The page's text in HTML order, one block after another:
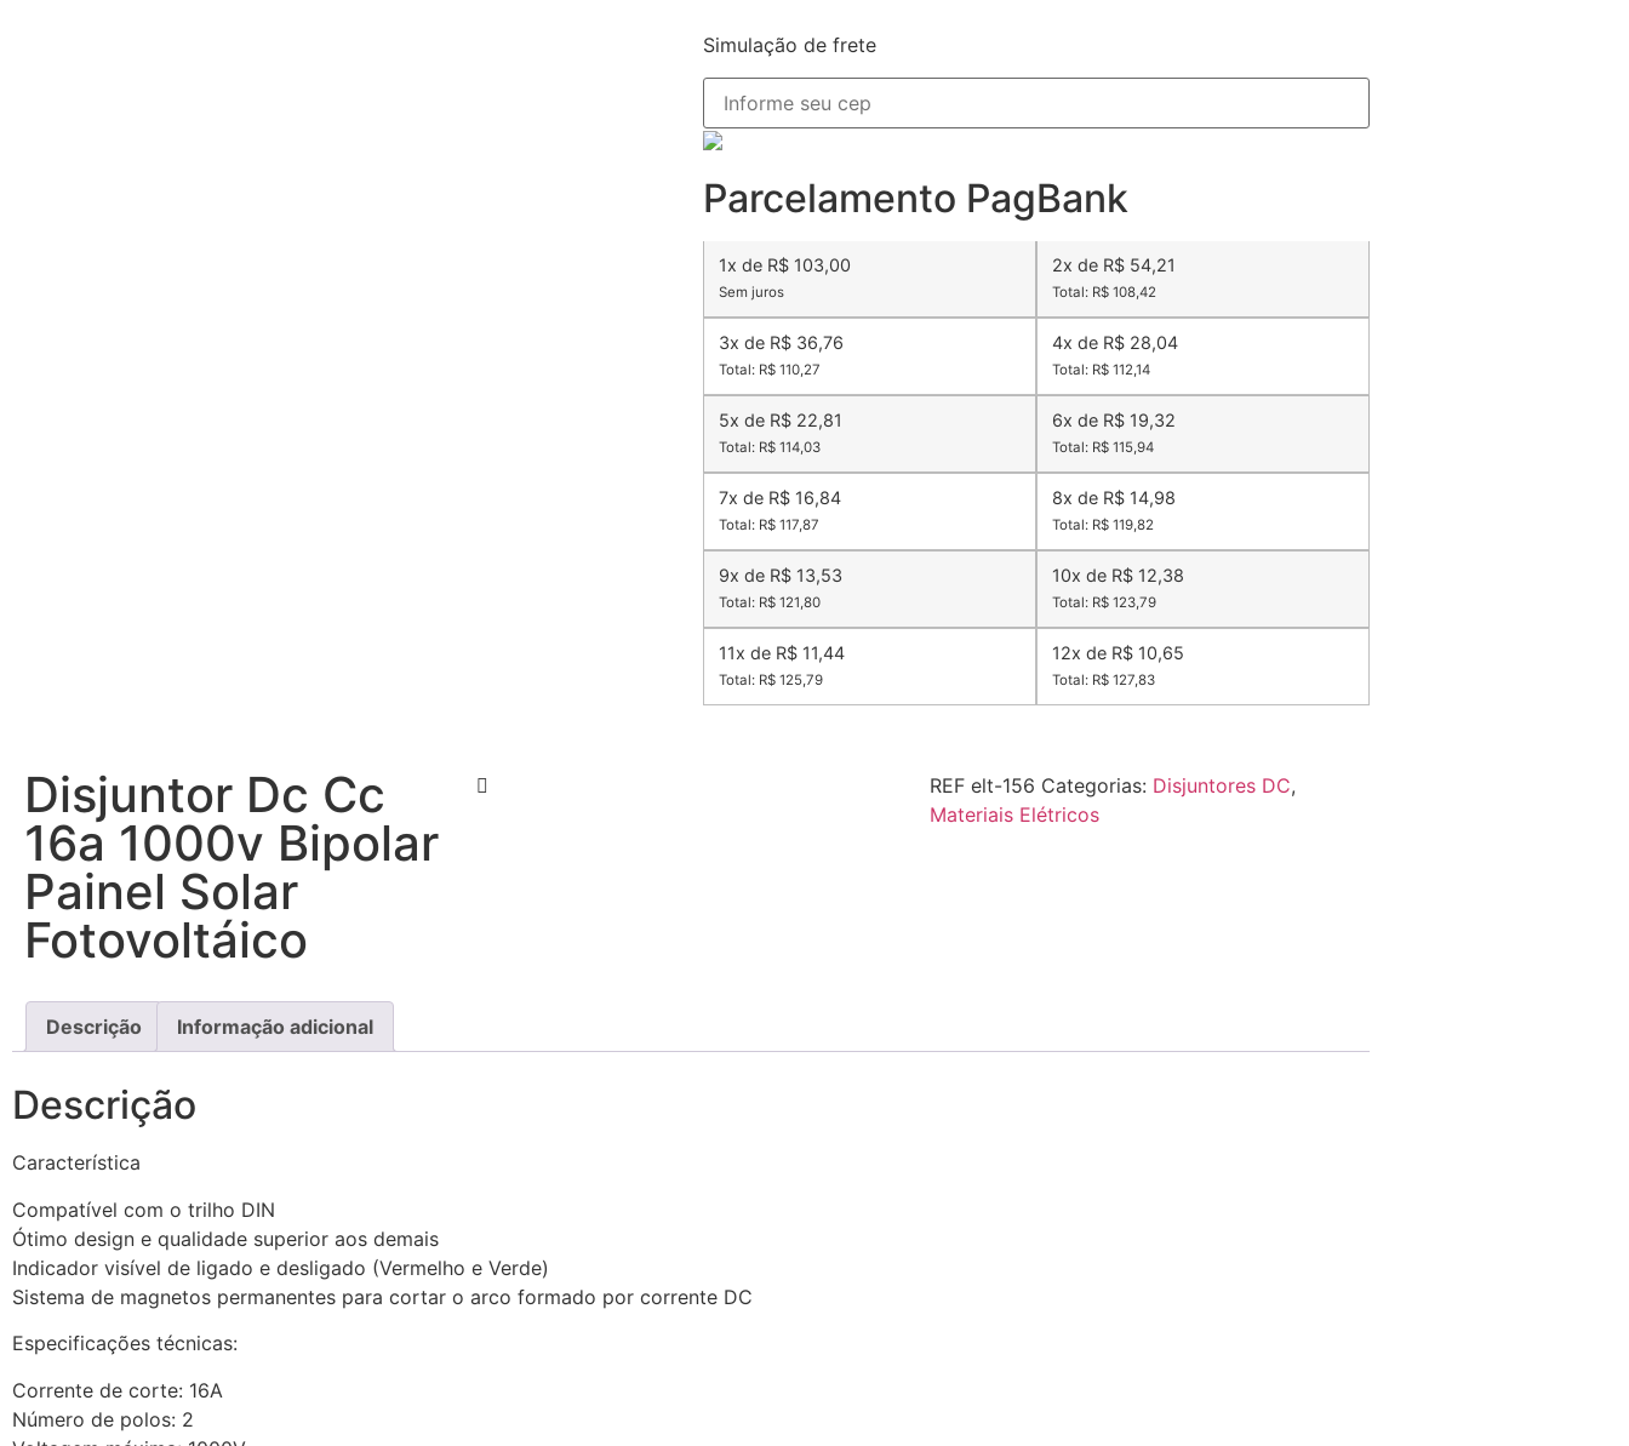
Simulação de frete
Parcelamento PagBank
1x de R$ 103,00
Sem juros
2x de R$ 54,21
Total: R$ 108,42
3x de R$ 36,76
Total: R$ 110,27
4x de R$ 28,04
Total: R$ 112,14
5x de R$ 22,81
Total: R$ 114,03
6x de R$ 19,32
Total: R$ 115,94
7x de R$ 16,84
Total: R$ 117,87
8x de R$ 14,98
Total: R$ 119,82
9x de R$ 13,53
Total: R$ 121,80
10x de R$ 12,38
Total: R$ 123,79
11x de R$ 11,44
Total: R$ 125,79
12x de R$ 10,65
Total: R$ 127,83
Disjuntor Dc Cc
16a 1000v Bipolar
Painel Solar
Fotovoltáico
REF elt-156 Categorias: Disjuntores DC,
Materiais Elétricos
Descrição Informação adicional
Descrição
Característica
Compatível com o trilho DIN
Ótimo design e qualidade superior aos demais
Indicador visível de ligado e desligado (Vermelho e Verde)
Sistema de magnetos permanentes para cortar o arco formado por corrente DC
Especificações técnicas:
Corrente de corte: 16A
Número de polos: 2